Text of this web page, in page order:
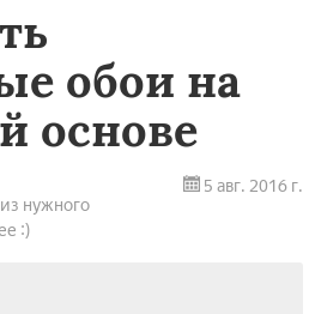
обои на
основе
нужного
:)
5 авг. 2016 г.